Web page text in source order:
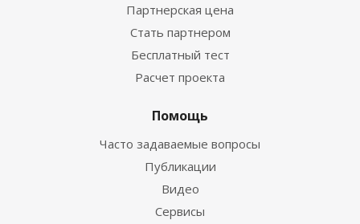
Партнерская цена
Стать партнером
Бесплатный тест
Расчет проекта
Помощь
Часто задаваемые вопросы
Публикации
Видео
Сервисы